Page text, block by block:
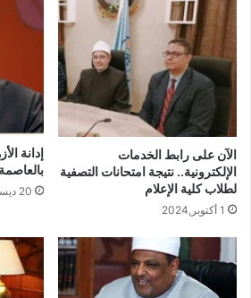
البحيرة
علي الشريف
محافظة أسيوط
حكمه على محمد
أسيوط
وفاء ربيع عبد
محافظة المنيا
محمود سيد محمد
محافظة الأقصر
إبراهيم عبد الراضي
الآن على رابط الخدمات
الإلكترونية.. نتيجة امتحانات التصفية
لطلاب كلية الإعلام
1 أكتوبر,2024
إدانة
بالعاصمة
20 ديسمبر,2016